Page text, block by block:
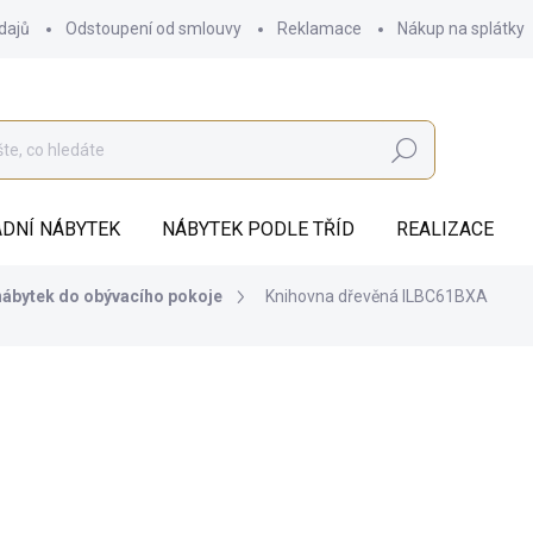
Odstoupení od smlouvy Reklamace Nákup na splátky
Hledat
NÁBYTEK NÁBYTEK PODLE TŘÍD REALIZACE
do obývacího pokoje Knihovna dřevěná ILBC61BXA